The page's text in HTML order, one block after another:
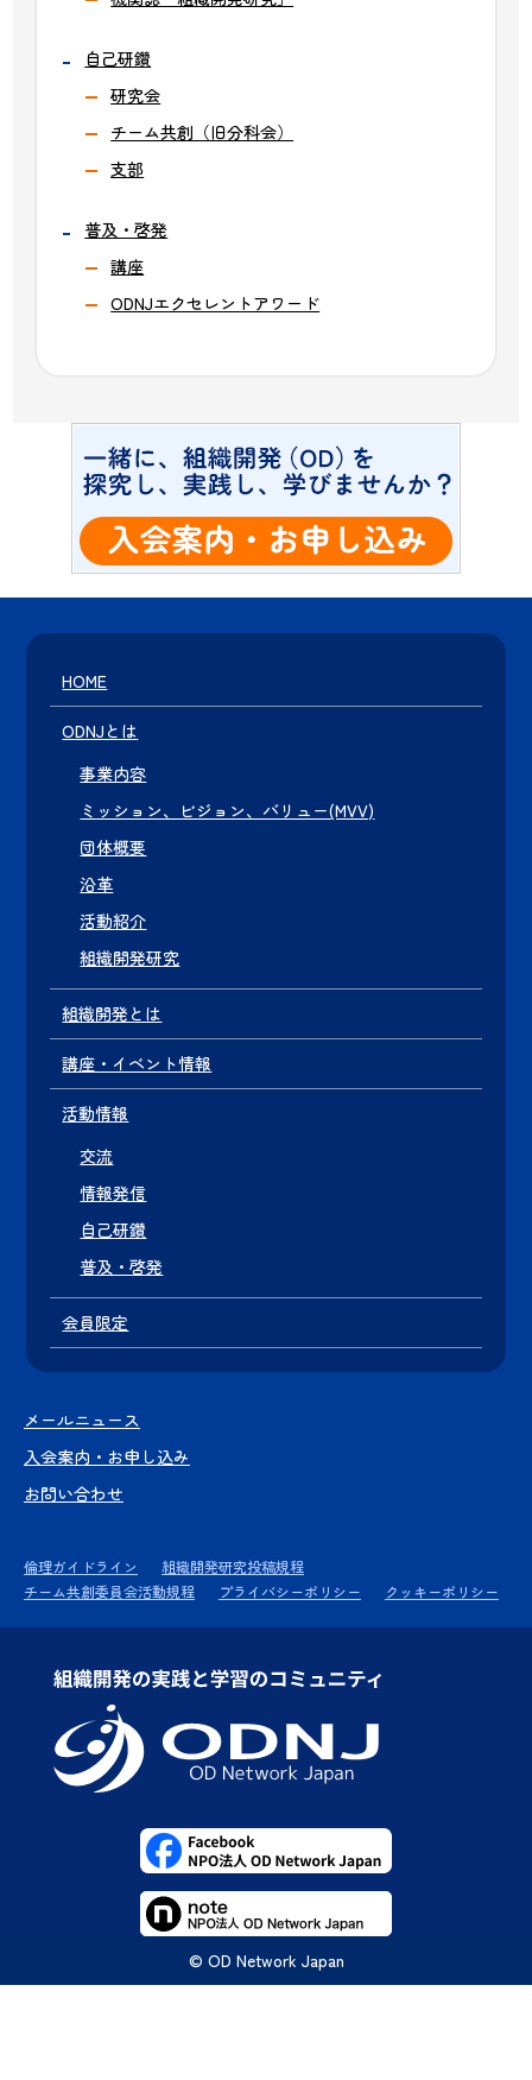
自己研鑽
研究会
チーム共創（旧分科会）
支部
普及・啓発
講座
ODNJエクセレントアワード
HOME
ODNJとは
事業内容
ミッション、ビジョン、バリュー(MVV)
団体概要
沿革
活動紹介
組織開発研究
組織開発とは
講座・イベント情報
活動情報
交流
情報発信
自己研鑽
普及・啓発
会員限定
メールニュース
入会案内・お申し込み
お問い合わせ
倫理ガイドライン
組織開発研究投稿規程
チーム共創委員会活動規程
プライバシーポリシー クッキーポリシー
© OD Network Japan